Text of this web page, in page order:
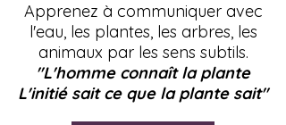
Apprenez à communiquer avec
l'eau, les plantes, les arbres, les
animaux par les sens subtils.
"L'homme connaît la plante
L'initié sait ce que la plante sait"